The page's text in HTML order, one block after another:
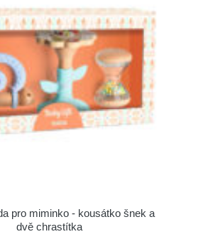
pro miminko - kousátko šnek a
dvě chrastítka